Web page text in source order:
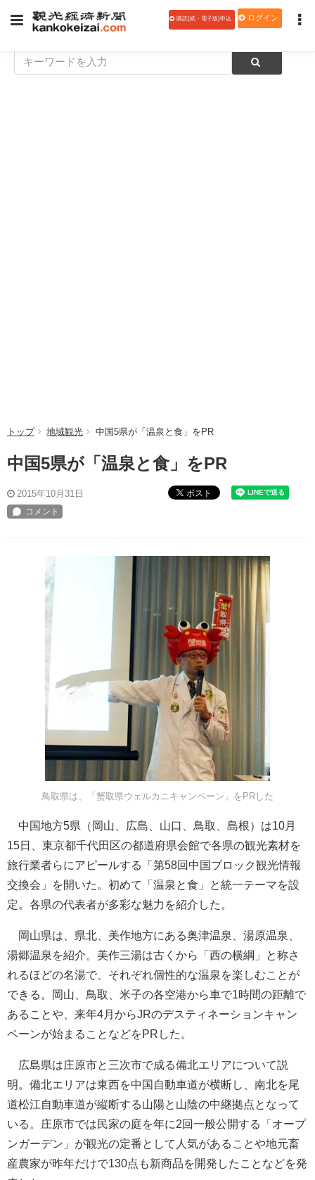
購読(紙・電子版)申込 ログイン
トップ 地域観光 中国5県が「温泉と食」をPR
中国5県が「温泉と食」をPR
2015年10月31日 ポスト
鳥取県は、「蟹取県ウェルカニキャンペーン」をPRした
中国地方5県（岡山、広島、山口、鳥取、島根）は10月
15日、東京都千代田区の都道府県会館で各県の観光素材を
旅行業者らにアピールする「第58回中国ブロック観光情報
交換会」を開いた。初めて「温泉と食」と統一テーマを設
定。各県の代表者が多彩な魅力を紹介した。
岡山県は、県北、美作地方にある奥津温泉、湯原温泉、
湯郷温泉を紹介。美作三湯は古くから「西の横綱」と称さ
れるほどの名湯で、それぞれ個性的な温泉を楽しむことが
できる。岡山、鳥取、米子の各空港から車で1時間の距離で
あることや、来年4月からJRのデスティネーションキャン
ペーンが始まることなどをPRした。
広島県は庄原市と三次市で成る備北エリアについて説
明。備北エリアは東西を中国自動車道が横断し、南北を尾
道松江自動車道が縦断する山陽と山陰の中継拠点となって
いる。庄原市では民家の庭を年に2回一般公開する「オープ
ンガーデン」が観光の定番として人気があることや地元畜
産農家が昨年だけで130点も新商品を開発したことなどを発